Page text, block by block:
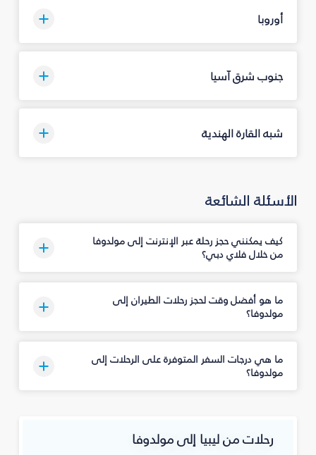
أوروبا
جنوب شرق آسيا
شبه القارة الهندية
الأسئلة الشائعة
كيف يمكنني حجز رحلة عبر الإنترنت إلى مولدوفا
من خلال فلاي دبي؟
ما هو أفضل وقت لحجز رحلات الطيران إلى
مولدوفا؟
ما هي درجات السفر المتوفرة على الرحلات إلى
مولدوفا؟
رحلات من ليبيا إلى مولدوفا